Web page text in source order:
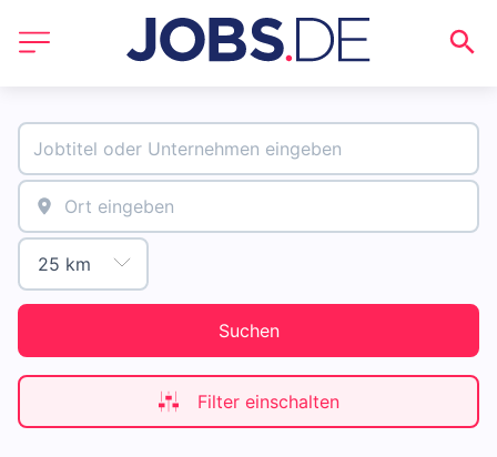
Suchen
Filter einschalten